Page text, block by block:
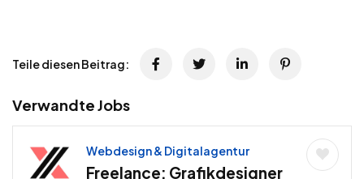
Teile diesen Beitrag:
Verwandte Jobs
Webdesign & Digitalagentur
Freelance: Grafikdesigner